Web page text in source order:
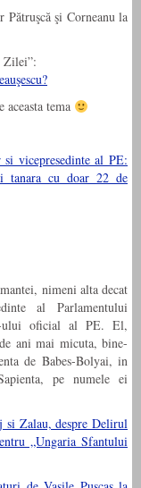
şi Corneanu la
Zilei”:
tema
vicepresedinte al PE:
tanara cu doar 22 de
nimeni alta decat
al Parlamentului
ului oficial al PE. El,
ani mai micuta, bine-
de Babes-Bolyai, in
pe numele ei
si Zalau, despre Delirul
„Ungaria Sfantului